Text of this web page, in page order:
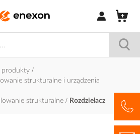
Zaloguj się /
produkty
strukturalne i urządzenia
strukturalne
Rozdzielacz